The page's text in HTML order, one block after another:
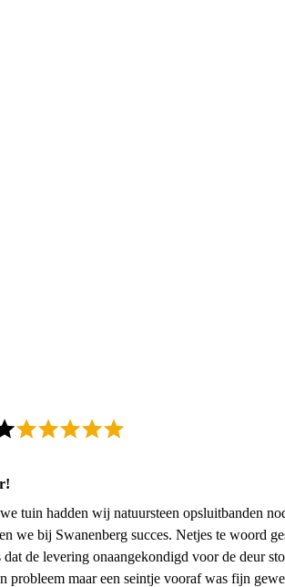
tuin hadden wij natuursteen opsluitbanden
we bij Swanenberg succes. Netjes te woord
dat de levering onaangekondigd voor de deur
probleem maar een seintje vooraf was fijn